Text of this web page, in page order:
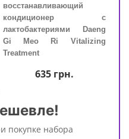
восстанавливающий
кондиционер с
лактобактериями Daeng
Gi Meo Ri Vitalizing
Treatment
635грн.
покупке набора